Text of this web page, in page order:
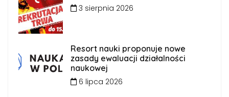
3 sierpnia 2026
Resort nauki proponuje nowe
zasady ewaluacji działalności
naukowej
6 lipca 2026